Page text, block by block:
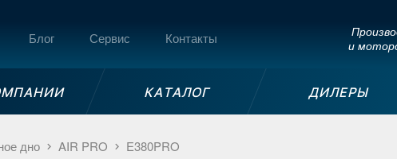
Блог Сервис Контакты
и
КАТАЛОГ ДИЛЕРЫ
дно AIR PRO E380PRO